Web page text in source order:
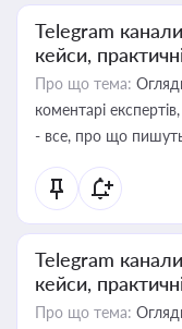
Telegram
кейси,
Про що тема:
коментарі
- все, про що пишуть
Telegram
кейси,
Про що тема: